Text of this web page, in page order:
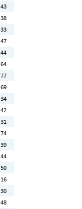
43
38
33
47
44
64
77
69
34
42
31
74
39
44
50
16
30
48